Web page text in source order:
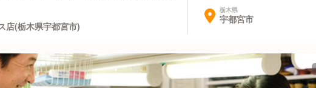
店(栃木県宇都宮市)
栃木県
宇都宮市